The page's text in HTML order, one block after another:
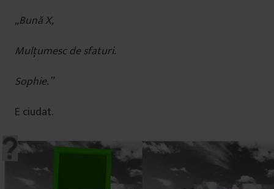
„Bună X,
Mulțumesc de sfaturi.
Sophie.”
E ciudat.